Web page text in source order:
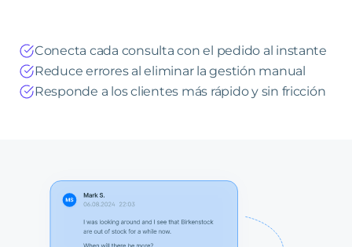
Conecta cada consulta con el pedido al instante
Reduce errores al eliminar la gestión manual
Responde a los clientes más rápido y sin fricción